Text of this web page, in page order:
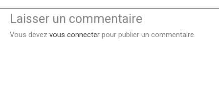
Laisser un commentaire
Vous devez vous connecter pour publier un commentaire.